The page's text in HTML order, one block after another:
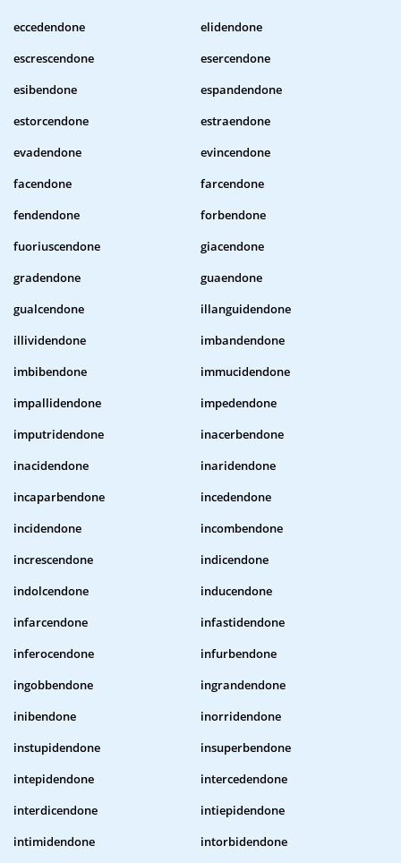
eccedendone
elidendone
escrescendone
esercendone
esibendone
espandendone
estorcendone
estraendone
evadendone
evincendone
facendone
farcendone
fendendone
forbendone
fuoriuscendone
giacendone
gradendone
guaendone
gualcendone
illanguidendone
illividendone
imbandendone
imbibendone
immucidendone
impallidendone
impedendone
imputridendone
inacerbendone
inacidendone
inaridendone
incaparbendone
incedendone
incidendone
incombendone
increscendone
indicendone
indolcendone
inducendone
infarcendone
infastidendone
inferocendone
infurbendone
ingobbendone
ingrandendone
inibendone
inorridendone
instupidendone
insuperbendone
intepidendone
intercedendone
interdicendone
intiepidendone
intimidendone
intorbidendone